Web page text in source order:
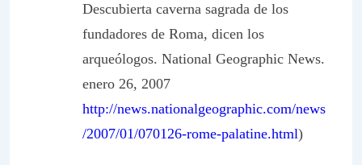
Descubierta caverna sagrada de los
fundadores de Roma, dicen los
arqueólogos. National Geographic News.
enero 26, 2007
http://news.nationalgeographic.com/news
/2007/01/070126-rome-palatine.html)